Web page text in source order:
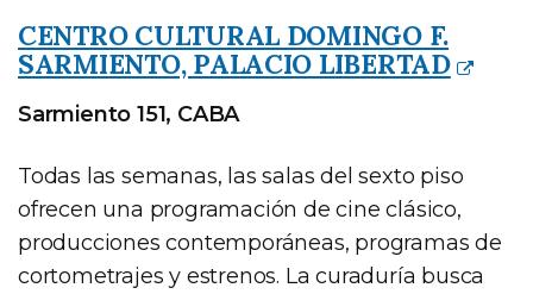
CENTRO CULTURAL DOMINGO F.
SARMIENTO, PALACIO LIBERTAD
Sarmiento 151, CABA
Todas las semanas, las salas del sexto piso
ofrecen una programación de cine clásico,
producciones contemporáneas, programas de
cortometrajes y estrenos. La curaduría busca